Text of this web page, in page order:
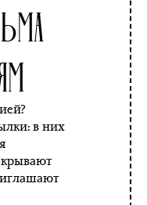
в них